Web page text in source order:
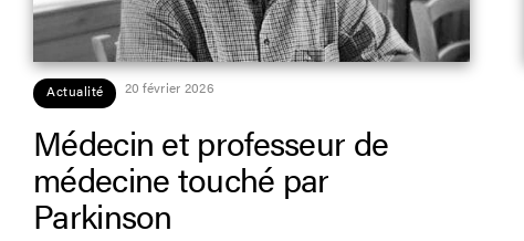
Actualité 20 février 2026
Médecin et professeur de
médecine touché par
Parkinson